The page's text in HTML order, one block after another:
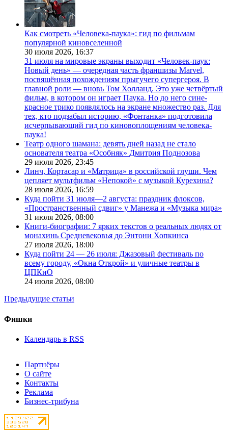
Как смотреть «Человека-паука»: гид по фильмам
популярной киновселенной
30 июля 2026, 16:37
31 июля на мировые экраны выходит «Человек-паук:
Новый день» — очередная часть франшизы Marvel,
посвящённая похождениям прыгучего супергероя. В
главной роли — вновь Том Холланд. Это уже четвёртый
фильм, в котором он играет Паука. Но до него сине-
красное трико появлялось на экране множество раз. Для
тех, кто подзабыл историю, «Фонтанка» подготовила
исчерпывающий гид по киновоплощениям человека-
паука!
Театр одного шамана: девять дней назад не стало
основателя театра «Особняк» Дмитрия Поднозова
29 июля 2026, 23:45
Линч, Кортасар и «Матрица» в российской глуши. Чем
цепляет мультфильм «Непокой» с музыкой Курехина?
28 июля 2026, 16:59
Куда пойти 31 июля—2 августа: праздник флоксов,
«Пространственный сдвиг» у Манежа и «Музыка мира»
31 июля 2026, 08:00
Книги-биографии: 7 ярких текстов о реальных людях от
монахинь Средневековья до Энтони Хопкинса
27 июля 2026, 18:00
Куда пойти 24 — 26 июля: Джазовый фестиваль по
всему городу, «Окна Открой» и уличные театры в
ЦПКиО
24 июля 2026, 08:00
Предыдущие статьи
Фишки
Календарь в RSS
Партнёры
О сайте
Контакты
Реклама
Бизнес-трибуна